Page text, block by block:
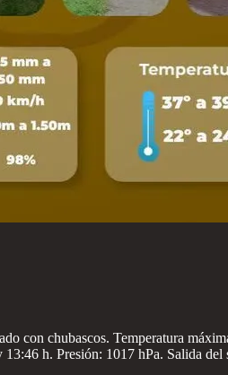
con chubascos. Temperatura
h. Presión: 1017 hPa. Salida